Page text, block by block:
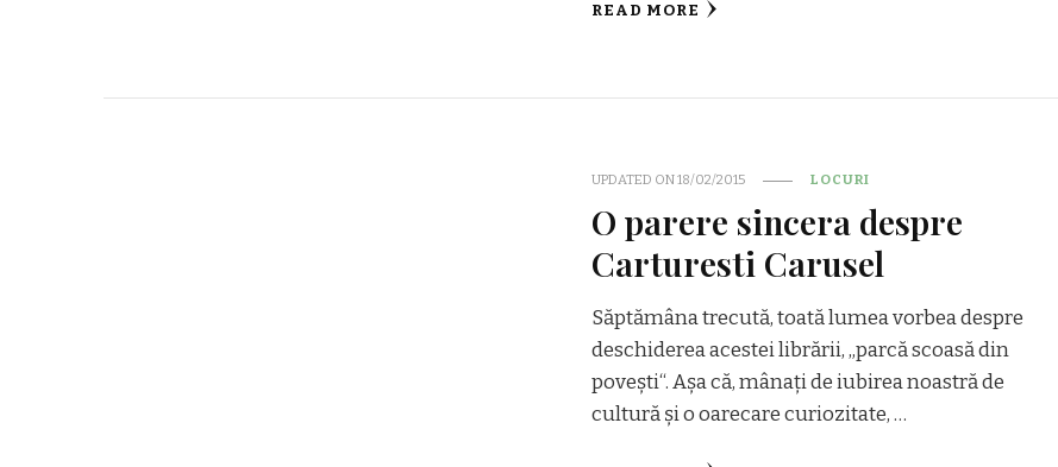
READ MORE
UPDATED ON18/02/2015 LOCURI
O parere sincera despre
Carturesti Carusel
Săptămâna trecută, toată lumea vorbea despre
deschiderea acestei librării, „parcă scoasă din
povești“. Așa că, mânați de iubirea noastră de
cultură și o oarecare curiozitate, …